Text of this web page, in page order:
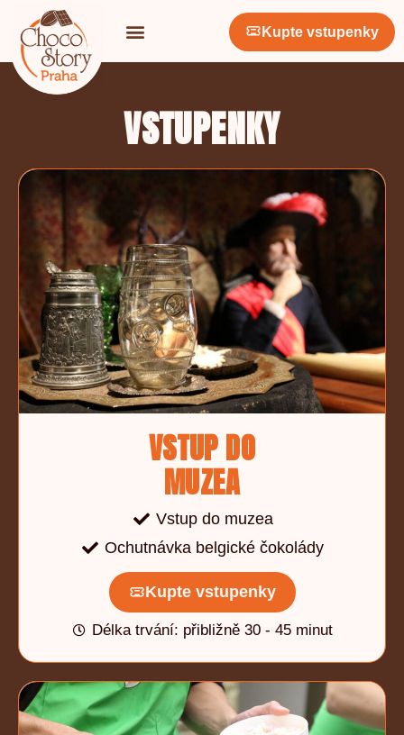
Kupte vstupenky
VSTUPENKY
VSTUP DO
MUZEA
Vstup do muzea
Ochutnávka belgické čokolády
Kupte vstupenky
Délka trvání: přibližně 30 - 45 minut